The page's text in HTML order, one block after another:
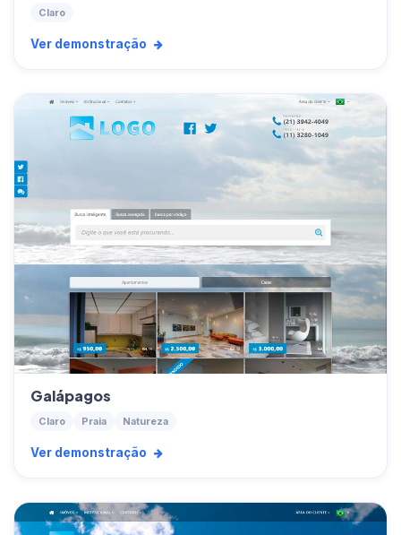
Claro
Ver demonstração
Galápagos
Claro Praia Natureza
Ver demonstração